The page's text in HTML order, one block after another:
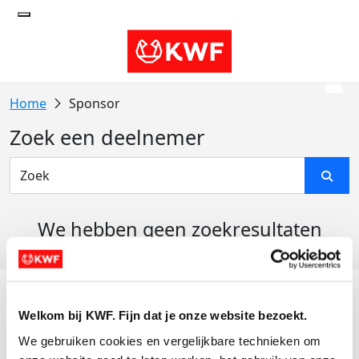
Welkom bij KWF. Fijn dat je onze website bezoekt.
We gebruiken cookies en vergelijkbare technieken om
Sponsor
Zoek een deelnemer
We hebben geen zoekresultaten
Actiematerialen
Evenementen